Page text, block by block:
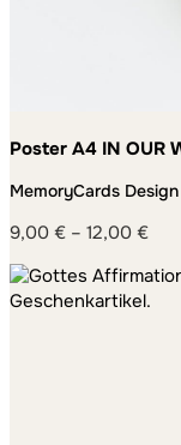
Poster A4 IN OUR
MemoryCards Design
9,00 € – 12,00 €
bis